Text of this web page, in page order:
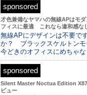
sponsored
才色兼備なヤマハの無線APはモ
フィスに最適 これなら違和感な
無線APにデザインは不要で
か？ ブラックスケルトンモ
今どきのオフィスにめちゃ
sponsored
Silent Master Noctua Edition
ビュー